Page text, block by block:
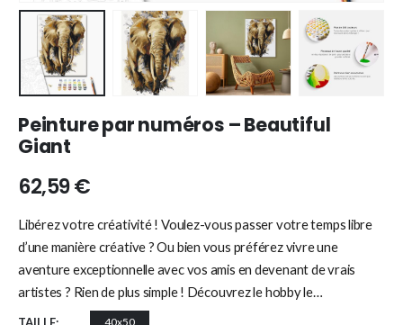
Peinture par numéros – Beautiful
Giant
62,59€
Libérez votre créativité ! Voulez-vous passer votre temps libre
d’une manière créative ? Ou bien vous préférez vivre une
aventure exceptionnelle avec vos amis en devenant de vrais
artistes ? Rien de plus simple ! Découvrez le hobby le…
40x50